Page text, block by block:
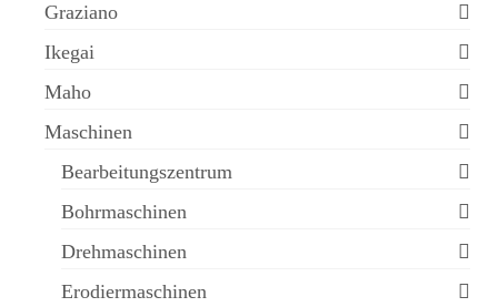
Graziano
Ikegai
Maho
Maschinen
Bearbeitungszentrum
Bohrmaschinen
Drehmaschinen
Erodiermaschinen